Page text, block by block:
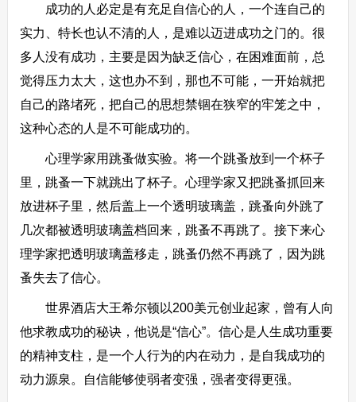
成功的人必定是有充足自信心的人，一个连自己的
实力、特长也认不清的人，是难以迈进成功之门的。很
多人没有成功，主要是因为缺乏信心，在困难面前，总
觉得压力太大，这也办不到，那也不可能，一开始就把
自己的路堵死，把自己的思想禁锢在狭窄的牢笼之中，
这种心态的人是不可能成功的。
心理学家用跳蚤做实验。将一个跳蚤放到一个杯子
里，跳蚤一下就跳出了杯子。心理学家又把跳蚤抓回来
放进杯子里，然后盖上一个透明玻璃盖，跳蚤向外跳了
几次都被透明玻璃盖档回来，跳蚤不再跳了。接下来心
理学家把透明玻璃盖移走，跳蚤仍然不再跳了，因为跳
蚤失去了信心。
世界酒店大王希尔顿以200美元创业起家，曾有人向
他求教成功的秘诀，他说是“信心”。信心是人生成功重要
的精神支柱，是一个人行为的内在动力，是自我成功的
动力源泉。自信能够使弱者变强，强者变得更强。